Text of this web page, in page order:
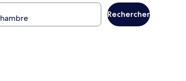
Rechercher